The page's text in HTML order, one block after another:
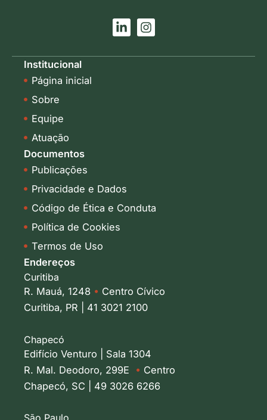
L
i
k
I
n
t
Institucional
Página inicial
Sobre
Equipe
Atuação
Documentos
Publicações
Privacidade e Dados
Código de Ética e Conduta
Política de Cookies
Termos de Uso
Endereços
Curitiba
R. Mauá, 1248 • Centro Cívico
Curitiba, PR | 41 3021 2100
Chapecó
Edifício Venturo | Sala 1304
R. Mal. Deodoro, 299E • Centro
Chapecó, SC | 49 3026 6266